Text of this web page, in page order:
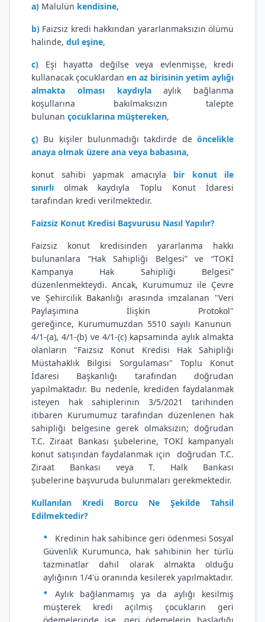
a) Malulün kendisine,
b) Faizsiz kredi hakkından yararlanmaksızın ölümü
halinde, dul eşine,
c) Eşi hayatta değilse veya evlenmişse, kredi
kullanacak çocuklardan en az birisinin yetim aylığı
almakta olması kaydıylaaylık bağlanma
koşullarına bakılmaksızın talepte
bulunan çocuklarına müştereken,
ç) Bu kişiler bulunmadığı takdirde de öncelikle
anaya olmak üzere ana veya babasına,
konut sahibi yapmak amacıyla bir konut ile
sınırlı olmak kaydıyla Toplu Konut İdaresi
tarafından kredi verilmektedir.
Faizsiz Konut Kredisi Başvurusu Nasıl Yapılır?
Faizsiz konut kredisinden yararlanma hakkı
bulunanlara “Hak Sahipliği Belgesi” ve “TOKİ
Kampanya Hak Sahipliği Belgesi”
düzenlenmekteydi. Ancak, Kurumumuz ile Çevre
ve Şehircilik Bakanlığı arasında imzalanan "Veri
Paylaşımına İlişkin Protokol"
gereğince, Kurumumuzdan 5510 sayılı Kanunun
4/1-(a), 4/1-(b) ve 4/1-(c) kapsamında aylık almakta
olanların "Faizsiz Konut Kredisi Hak Sahipliği
Müstahaklık Bilgisi Sorgulaması" Toplu Konut
İdaresi Başkanlığı tarafından doğrudan
yapılmaktadır. Bu nedenle, krediden faydalanmak
isteyen hak sahiplerinin 3/5/2021 tarihinden
itibaren Kurumumuz tarafından düzenlenen hak
sahipliği belgesine gerek olmaksızın; doğrudan
T.C. Ziraat Bankası şubelerine, TOKİ kampanyalı
konut satışından faydalanmak için doğrudan T.C.
Ziraat Bankası veya T. Halk Bankası
şubelerine başvuruda bulunmaları gerekmektedir.
Kullanılan Kredi Borcu Ne Şekilde Tahsil
Edilmektedir?
Kredinin hak sahibince geri ödenmesi Sosyal
Güvenlik Kurumunca, hak sahibinin her türlü
tazminatlar dahil olarak almakta olduğu
aylığının 1/4'ü oranında kesilerek yapılmaktadır.
Aylık bağlanmamış ya da aylığı kesilmiş
müşterek kredi açılmış çocukların geri